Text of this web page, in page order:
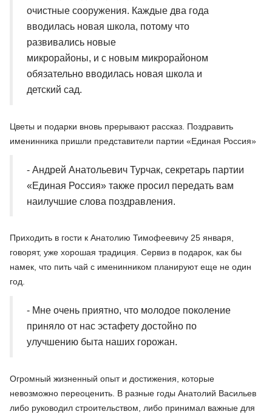
очистные сооружения. Каждые два года
вводилась новая школа, потому что
развивались новые
микрорайоны, и с новым микрорайоном
обязательно вводилась новая школа и
детский сад.
Цветы и подарки вновь прерывают рассказ. Поздравить
именинника пришли представители партии «Единая Россия»
- Андрей Анатольевич Турчак, секретарь партии
«Единая Россия» также просил передать вам
наилучшие слова поздравления.
Приходить в гости к Анатолию Тимофеевичу 25 января,
говорят, уже хорошая традиция. Сервиз в подарок, как бы
намек, что пить чай с именинником планируют еще не один
год.
- Мне очень приятно, что молодое поколение
приняло от нас эстафету достойно по
улучшению быта наших горожан.
Огромный жизненный опыт и достижения, которые
невозможно переоценить. В разные годы Анатолий Васильев
либо руководил строительством, либо принимал важные для